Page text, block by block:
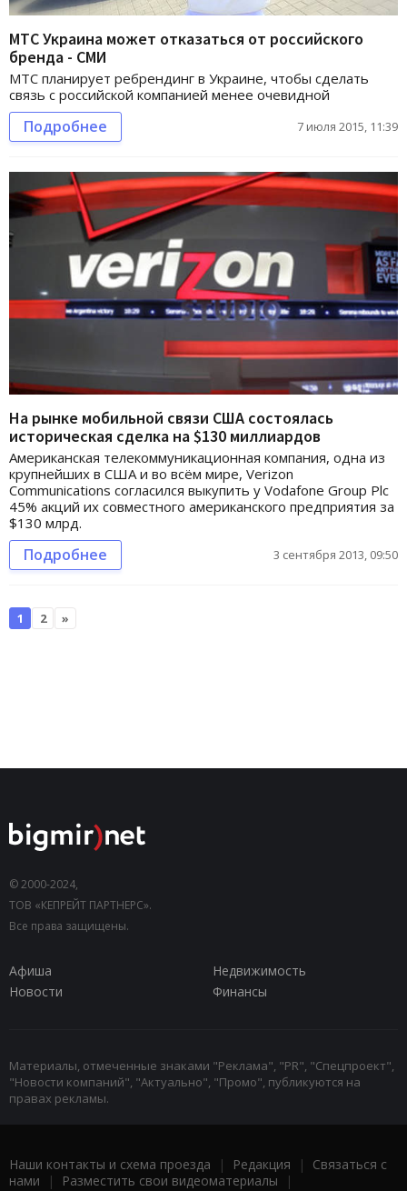
МТС Украина может отказаться от российского
бренда - СМИ
МТС планирует ребрендинг в Украине, чтобы сделать
связь с российской компанией менее очевидной
Подробнее 7 июля 2015, 11:39
На рынке мобильной связи США состоялась
историческая сделка на $130 миллиардов
Американская телекоммуникационная компания, одна из
крупнейших в США и во всём мире, Verizon
Communications согласился выкупить у Vodafone Group Plc
45% акций их совместного американского предприятия за
$130 млрд.
Подробнее 3 сентября 2013, 09:50
1 2 »
© 2000-2024,
ТОВ «КЕПРЕЙТ ПАРТНЕРС».
Все права защищены.
Афиша
Недвижимость
Новости
Финансы
Материалы, отмеченные знаками "Реклама", "PR", "Спецпроект",
"Новости компаний", "Актуально", "Промо", публикуются на
правах рекламы.
Наши контакты и схема проезда | Редакция | Связаться с
нами | Разместить свои видеоматериалы |